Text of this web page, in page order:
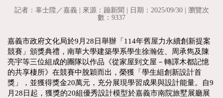
記者：辜士陞／嘉義 | 來源：蹦新聞 | 日期：2025/09/30 | 瀏覽次
數：9337
嘉義市政府文化局於9月28日舉辦「114年舊屋力永續創新提案
競賽」頒獎典禮，南華大學建築學系學生徐瀚佐、周承雋及陳
亮宇等三位組成的團隊以作品《從家屋到文屋－轉譯木都記憶
的共享棲所》在競賽中脫穎而出，榮獲「學生組創新設計首
獎」，並獲得獎金20萬元，充分展現學習成果與設計能量。自9
月28日起，獲獎的20組優秀設計模型於嘉義市南院旅墅展廳展